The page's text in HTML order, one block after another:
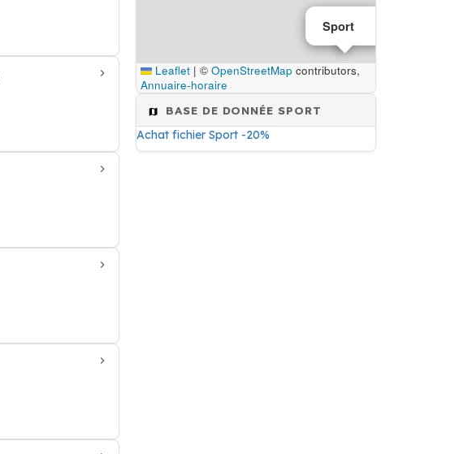
Sport
Leaflet | © OpenStreetMap contributors,
Annuaire-horaire
BASE DE DONNÉE SPORT
Achat fichier Sport -20%